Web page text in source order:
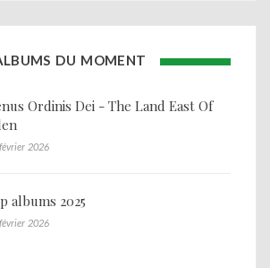
DU MOMENT
Ordinis Dei - The Land East Of
2026
albums 2025
2026